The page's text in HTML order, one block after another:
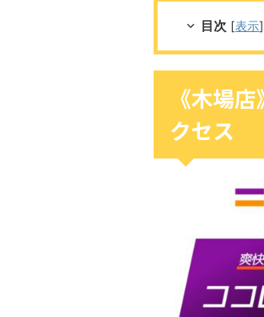
目次 [表示]
《木場
クセス